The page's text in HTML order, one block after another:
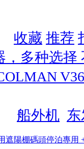
收藏 推荐
，多种选择
船外机
遮陽棚碼頭停泊專用